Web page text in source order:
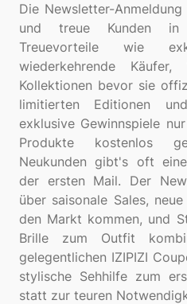
Die Newsletter-
und treue Kunden in
Treuevorteile wie
wiederkehrende
Kollektionen bevor sie
limitierten Editionen
exklusive Gewinnspiele
Produkte kostenlos
Neukunden gibt's oft
der ersten Mail. Der
über saisonale Sales,
den Markt kommen, und
Brille zum Outfit
gelegentlichen IZIPIZI
stylische Sehhilfe zum
statt zur teuren